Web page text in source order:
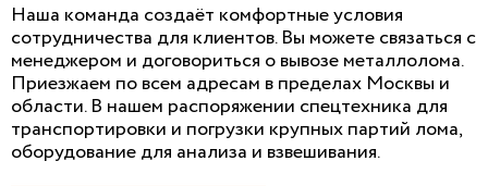
Наша команда создаёт комфортные условия
сотрудничества для клиентов. Вы можете связаться с
менеджером и договориться о вывозе металлолома.
Приезжаем по всем адресам в пределах Москвы и
области. В нашем распоряжении спецтехника для
транспортировки и погрузки крупных партий лома,
оборудование для анализа и взвешивания.